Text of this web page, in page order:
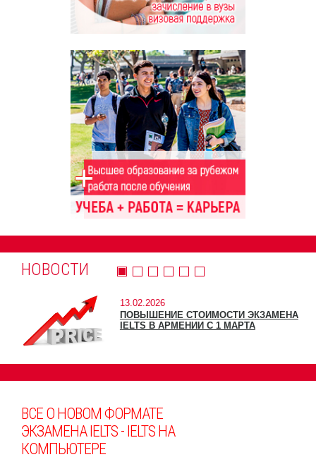
НОВОСТИ
13.02.2026
ПОВЫШЕНИЕ СТОИМОСТИ ЭКЗАМЕНА
IELTS В АРМЕНИИ С 1 МАРТА
ВСЕ О НОВОМ ФОРМАТЕ
ЭКЗАМЕНА IELTS - IELTS НА
КОМПЬЮТЕРЕ